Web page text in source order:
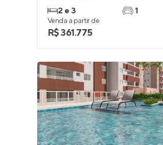
2 e 3
1
Venda a partir de
R$ 361.775